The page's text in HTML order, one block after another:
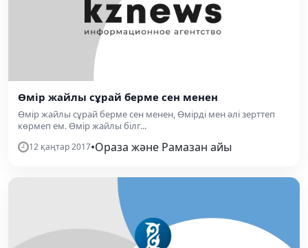
Өмір жайлы сұрай берме сен менен
Өмір жайлы сұрай берме сен менен, Өмірді мен әлі зерттеп
көрмеп ем. Өмір жайлы білг...
12 қаңтар 2017•Ораза және Рамазан айы